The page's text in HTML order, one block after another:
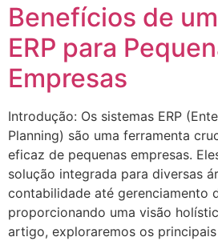
Benefícios de
ERP para
Empresas
Introdução: Os sistemas ERP
Planning) são uma ferramenta
eficaz de pequenas empresas.
solução integrada para diversas
contabilidade até gerenciamento
proporcionando uma visão
artigo, exploraremos os